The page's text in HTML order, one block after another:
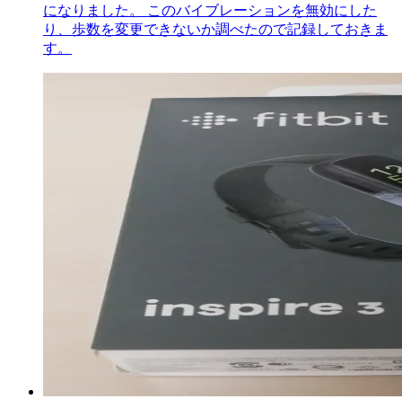
になりました。 このバイブレーションを無効にした
り、歩数を変更できないか調べたので記録しておきま
す。